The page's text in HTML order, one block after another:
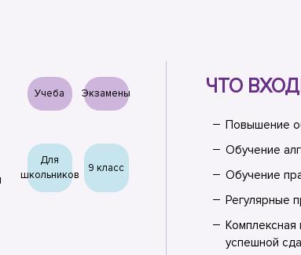
Учеба Экзамены
Для
школьников
9 класс
ЧТО
Повышение
Обучение
Обучение
Регулярные
Комплексная
успешной